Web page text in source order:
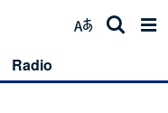
Radio